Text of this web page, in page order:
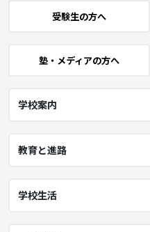
受験生の方へ
塾・メディアの方へ
学校案内
教育と進路
学校生活